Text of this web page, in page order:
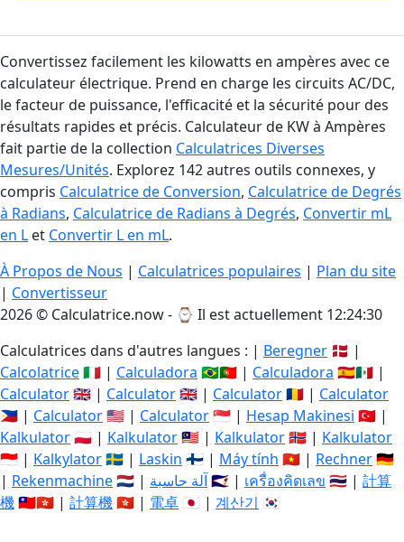
Convertissez facilement les kilowatts en ampères avec ce
calculateur électrique. Prend en charge les circuits AC/DC,
le facteur de puissance, l'efficacité et la sécurité pour des
résultats rapides et précis. Calculateur de KW à Ampères
fait partie de la collection Calculatrices Diverses
Mesures/Unités. Explorez 142 autres outils connexes, y
compris Calculatrice de Conversion, Calculatrice de Degrés
à Radians, Calculatrice de Radians à Degrés, Convertir mL
en L et Convertir L en mL.
À Propos de Nous | Calculatrices populaires | Plan du site
| Convertisseur
2026 © Calculatrice.now - ⌚ Il est actuellement 12:24:31
Calculatrices dans d'autres langues : | Beregner 🇩🇰 |
Calcolatrice🇮🇹 | Calculadora 🇧🇷🇵🇹 | Calculadora 🇪🇸🇲🇽 |
Calculator🇬🇧 | Calculator🇬🇧 | Calculator🇷🇴 | Calculator
🇵🇭 | Calculator🇺🇸 | Calculator🇸🇬 | Hesap Makinesi 🇹🇷 |
Kalkulator🇵🇱 | Kalkulator🇲🇾 | Kalkulator🇳🇴 | Kalkulator
🇮🇩 | Kalkylator🇸🇪 | Laskin 🇫🇮 | Máy tính 🇻🇳 | Rechner🇩🇪
| Rekenmachine🇳🇱 | آلة حاسبة🇸🇦 | เครื่องคิดเลข 🇹🇭 | 計算
機🇹🇼🇭🇰 | 計算機🇭🇰 | 電卓 🇯🇵 | 계산기 🇰🇷